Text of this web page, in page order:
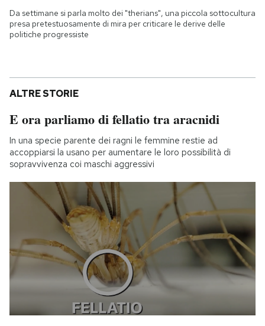
Da settimane si parla molto dei "therians", una piccola sottocultura
presa pretestuosamente di mira per criticare le derive delle
politiche progressiste
ALTRE STORIE
E ora parliamo di fellatio tra aracnidi
In una specie parente dei ragni le femmine restie ad
accoppiarsi la usano per aumentare le loro possibilità di
sopravvivenza coi maschi aggressivi